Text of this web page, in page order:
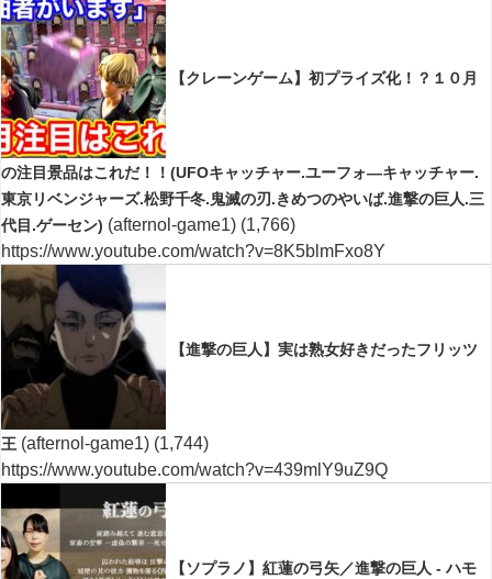
【クレーンゲーム】初プライズ化！？１０月
の注目景品はこれだ！！(UFOキャッチャー.ユーフォ―キャッチャー.
東京リベンジャーズ.松野千冬.鬼滅の刃.きめつのやいば.進撃の巨人.三
代目.ゲーセン) (afternol-game1) (1,766)
https://www.youtube.com/watch?v=8K5blmFxo8Y
【進撃の巨人】実は熟女好きだったフリッツ
王 (afternol-game1) (1,744)
https://www.youtube.com/watch?v=439mlY9uZ9Q
【ソプラノ】紅蓮の弓矢／進撃の巨人 - ハモ